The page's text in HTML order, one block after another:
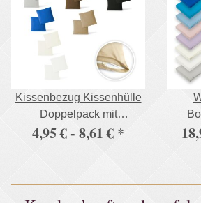
Kissenbezug Kissenhülle
Doppelpack mit
Reißverschluss 5 Größen
4,95 € - 8,61 € *